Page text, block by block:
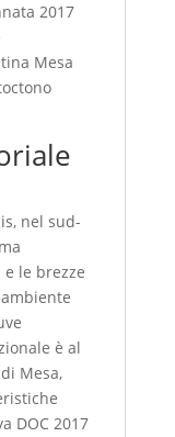
2017
Mesa
nel sud-
le brezze
è al
Mesa,
DOC 2017